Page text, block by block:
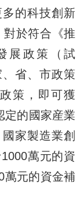
的科技創新
對於符合《推
展政策（試
省、市政策
策，即可獲
定的國家産業
家製造業創
萬元的資
萬元的資金補